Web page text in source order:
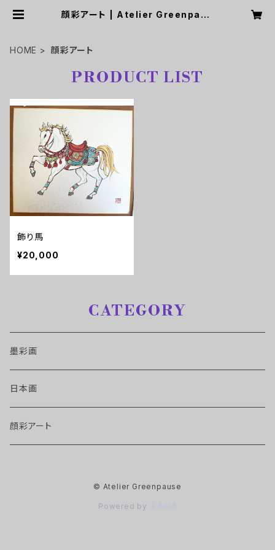
顔彩アート | Atelier Greenpaus
HOME 顔彩アート
PRODUCT LIST
飾り馬
¥20,000
CATEGORY
墨彩画
日本画
顔彩アート
© Atelier Greenpause
Powered by